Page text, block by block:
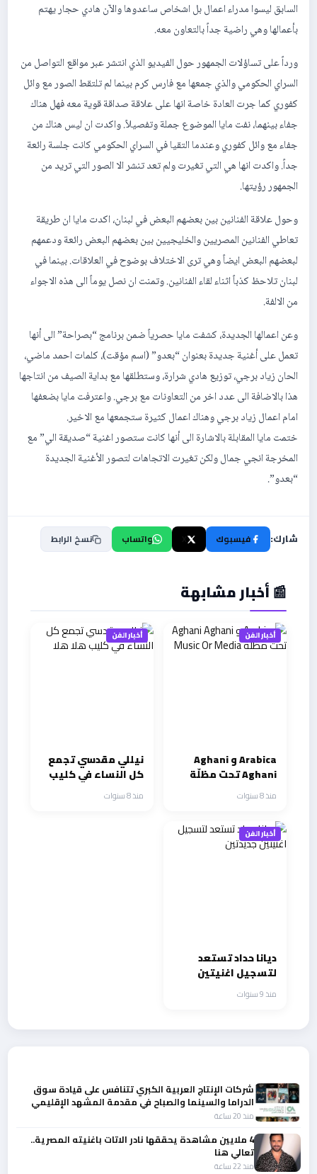
السابق ليسوا مدراء اعمال بل اشخاص ساعدوها والآن هادي حجار يهتم
بأعمالها وهي راضية جداً بالتعاون معه.
ورداً على تساؤلات الجمهور حول الفيديو الذي انتشر عبر مواقع التواصل من
السراي الحكومي والذي جمعها مع فارس كرم بينما لم تلتقط الصور مع وائل
كفوري كما جرت العادة خاصة انها على علاقة صداقة قوية معه فهل هناك
جفاء بينهما، نفت مايا الموضوع جملة وتفصيلاً. واكدت ان ليس هناك من
جفاء مع وائل كفوري وعندما التقيا في السراي الحكومي كانت جلسة رائعة
جداً. واكدت انها هي التي تغيرت ولم تعد تنشر الا الصور التي تريد من
الجمهور رؤيتها.
وحول علاقة الفنانين بين بعضهم البعض في لبنان، اكدت مايا ان طريقة
تعاطي الفنانين المصريين والخليجيين بين بعضهم البعض رائعة ودعمهم
لبعضهم البعض ايضاً وهي ترى الاختلاف بوضوح في العلاقات. بينما في
لبنان تلاحظ كذباً اثناء لقاء الفنانين. وتمنت ان نصل يوماً الى هذه الاجواء
من الالفة.
وعن اعمالها الجديدة، كشفت مايا حصرياً ضمن برنامج “بصراحة” الى أنها
تعمل على أغنية جديدة بعنوان “بعدو” (اسم مؤقت)، كلمات احمد ماضي،
الحان زياد برجي، توزيع هادي شرارة، وستطلقها مع بداية الصيف من انتاجها
هذا بالاضافة الى عدد اخر من التعاونات مع برجي. واعترفت مايا بضعفها
امام اعمال زياد برجي وهناك اعمال كثيرة ستجمعها مع الاخير.
ختمت مايا المقابلة بالاشارة الى أنها كانت ستصور اغنية “صديقة الي” مع
المخرجة انجي جمال ولكن تغيرت الاتجاهات لتصور الأغنية الجديدة
“بعدو”.
شارك: فيسبوك واتساب نسخ الرابط
📰 أخبار مشابهة
أخبار الفن
Arabica و Aghani
Aghani تحت مظلّة
Music Or Mediaمنذ 8 سنوات
أخبار الفن
نيللي مقدسي تجمع
كل النساء في كليب
هلا هلامنذ 8 سنوات
أخبار الفن
ديانا حداد تستعد
لتسجيل اغنيتين
جديدتينمنذ 9 سنوات
شركات الإنتاج العربية الكبري تتنافس على قيادة سوق
الدراما والسينما والصباح في مقدمة المشهد الإقليمي
منذ 20 ساعة
4 ملايين مشاهدة يحققها نادر الاتات باغنيته المصرية..
تعالي هنا
منذ 22 ساعة